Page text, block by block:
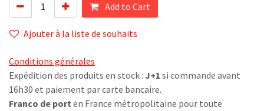
Add to Cart
Ajouter à la liste de souhaits
Conditions générales
Expédition des produits en stock : J+1 si commande avant
16h30 et paiement par carte bancaire.
Franco de port en France métropolitaine pour toute